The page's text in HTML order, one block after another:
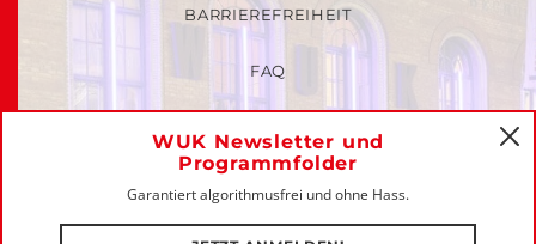
WUK Newsletter und
Programmfolder
Garantiert algorithmusfrei und ohne Hass.
BARRIEREFREIHEIT
FAQ
IMPRESSUM